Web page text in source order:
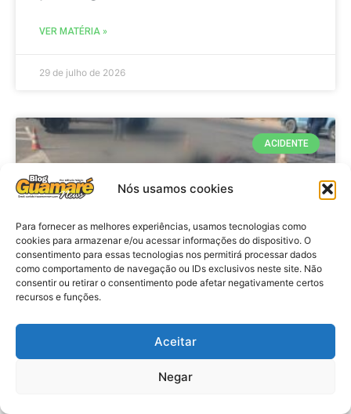
Nós usamos cookies
Para fornecer as melhores experiências, usamos tecnologias como
cookies para armazenar e/ou acessar informações do dispositivo. O
consentimento para essas tecnologias nos permitirá processar dados
como comportamento de navegação ou IDs exclusivos neste site. Não
consentir ou retirar o consentimento pode afetar negativamente certos
recursos e funções.
Aceitar
Negar
VER MATÉRIA »
29 de julho de 2026
ACIDENTE
Acidente: A caminho do trabalho
professora se envolve em
acidente e vai a obito na RN 118
no Alto do Rodrigues, RN